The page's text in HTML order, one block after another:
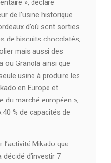
», déclare
de l’usine historique
d’où sont sorties
de biscuits chocolatés,
mais aussi des
ou Granola ainsi que
usine à produire les
en Europe et
du marché européen »,
% de capacités de
l’activité Mikado que
d’investir 7